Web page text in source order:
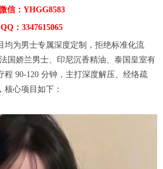
信：YHGG8583
QQ：3347615065
为男士专属深度定制，拒绝标准化流
国娇兰男士、印尼沉香精油、泰国皇室有
程 90-120 分钟，主打深度解压、经络疏
心项目如下：